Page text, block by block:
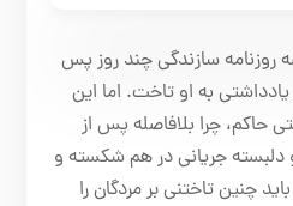
روزنامه سازندگی چند روز پس
یادداشتی به او تاخت. اما این
حاکم، چرا بلافاصله پس از
جریانی در هم شکسته و
چنین تاختنی بر مردگان را